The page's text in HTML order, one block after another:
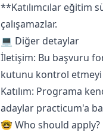
**Katılımcılar eğitim
çalışamazlar.
💻 Diğer detaylar
İletişim: Bu başvuru
kutunu kontrol
Katılım: Programa
adaylar practicum'a
🤓 Who should apply?